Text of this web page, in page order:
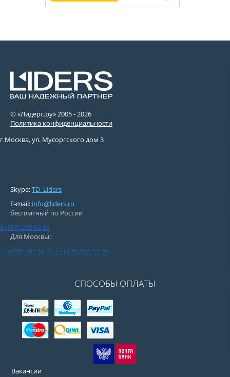
© «Лидерс.ру» 2005 -2026
Политика конфиденциальности
г.Москва, ул. Мусоргского дом 3
Skype:TD_Liders
E-mail: info@liders.ru
бесплатный по России
8 (800) 250 02 82
Для Москвы:
+7 (495) 781 68 72+7 (495) 921 55 95
СПОСОБЫ ОПЛАТЫ
Вакансии